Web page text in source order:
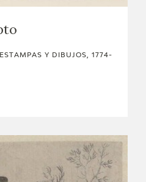
Y DIBUJOS, 1774-